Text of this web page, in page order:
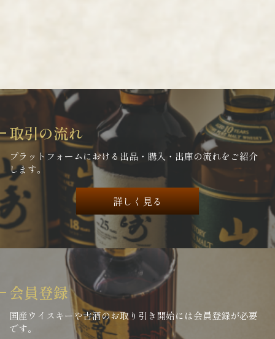
取引の流れ
プラットフォームにおける出品・購入・出庫の流れをご紹介
します。
詳しく見る
会員登録
国産ウイスキーや古酒のお取り引き開始には会員登録が必要
です。